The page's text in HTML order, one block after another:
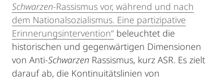
Schwarzen-Rassismus vor, während und nach
dem Nationalsozialismus. Eine partizipative
Erinnerungsintervention“ beleuchtet die
historischen und gegenwärtigen Dimensionen
von Anti-Schwarzen Rassismus, kurz ASR. Es zielt
darauf ab, die Kontinuitätslinien von